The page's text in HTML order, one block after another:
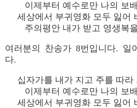
이제부터 예수로만 나의 보
세상에서 부귀영화 모두 잃어
주의평안 내가 받고 영생복
여러분의 찬송가 8번입니다. 일
다.
십자가를 내가 지고 주를 따라
이제부터 예수로만 나의 보
세상에서 부귀영화 모두 잃어